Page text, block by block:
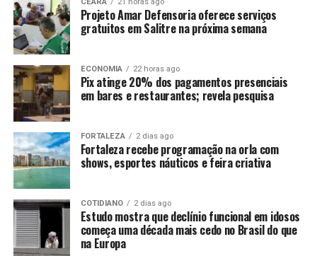
CEARÁ 21 horas ago
Projeto Amar Defensoria oferece serviços
gratuitos em Salitre na próxima semana
ECONOMIA 22 horas ago
Pix atinge 20% dos pagamentos presenciais
em bares e restaurantes; revela pesquisa
FORTALEZA 2 dias ago
Fortaleza recebe programação na orla com
shows, esportes náuticos e feira criativa
COTIDIANO 2 dias ago
Estudo mostra que declínio funcional em idosos
começa uma década mais cedo no Brasil do que
na Europa